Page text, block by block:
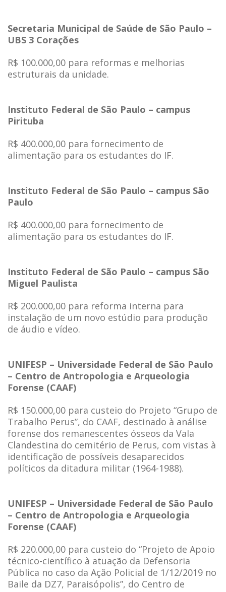
Secretaria Municipal de Saúde de São Paulo –
UBS 3 Corações
R$ 100.000,00 para reformas e melhorias
estruturais da unidade.
Instituto Federal de São Paulo – campus
Pirituba
R$ 400.000,00 para fornecimento de
alimentação para os estudantes do IF.
Instituto Federal de São Paulo – campus São
Paulo
R$ 400.000,00 para fornecimento de
alimentação para os estudantes do IF.
Instituto Federal de São Paulo – campus São
Miguel Paulista
R$ 200.000,00 para reforma interna para
instalação de um novo estúdio para produção
de áudio e vídeo.
UNIFESP – Universidade Federal de São Paulo
– Centro de Antropologia e Arqueologia
Forense (CAAF)
R$ 150.000,00 para custeio do Projeto “Grupo de
Trabalho Perus”, do CAAF, destinado à análise
forense dos remanescentes ósseos da Vala
Clandestina do cemitério de Perus, com vistas à
identificação de possíveis desaparecidos
políticos da ditadura militar (1964-1988).
UNIFESP – Universidade Federal de São Paulo
– Centro de Antropologia e Arqueologia
Forense (CAAF)
R$ 220.000,00 para custeio do “Projeto de Apoio
técnico-científico à atuação da Defensoria
Pública no caso da Ação Policial de 1/12/2019 no
Baile da DZ7, Paraisópolis”, do Centro de